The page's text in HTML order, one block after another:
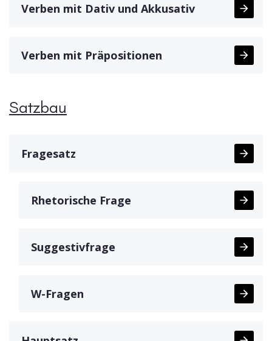
Verben mit Dativ und Akkusativ
Verben mit Präpositionen
Satzbau
Fragesatz
Rhetorische Frage
Suggestivfrage
W-Fragen